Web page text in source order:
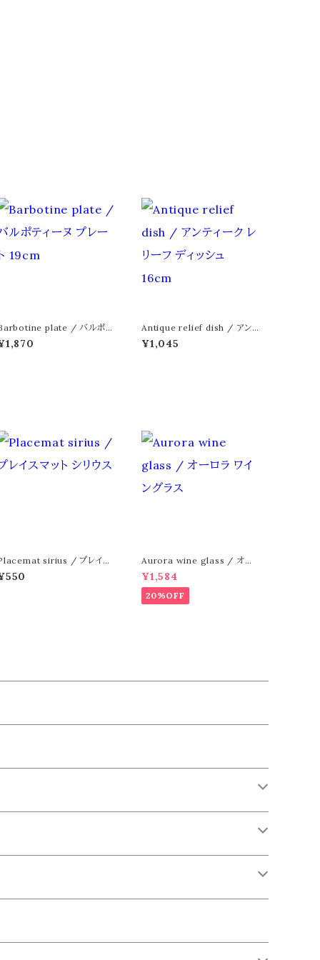
plate / バルポテ
ーヌ プレート 19cm
Antique relief dish / アン
ティーク レリーフ ディッシュ 1
6cm
¥1,045
sirius / プレイス
ット シリウス
Aurora wine glass / オー
ロラ ワイングラス
¥1,584
20%OFF